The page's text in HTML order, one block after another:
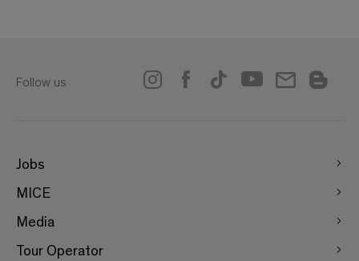
Follow us
Jobs
MICE
Media
Tour Operator